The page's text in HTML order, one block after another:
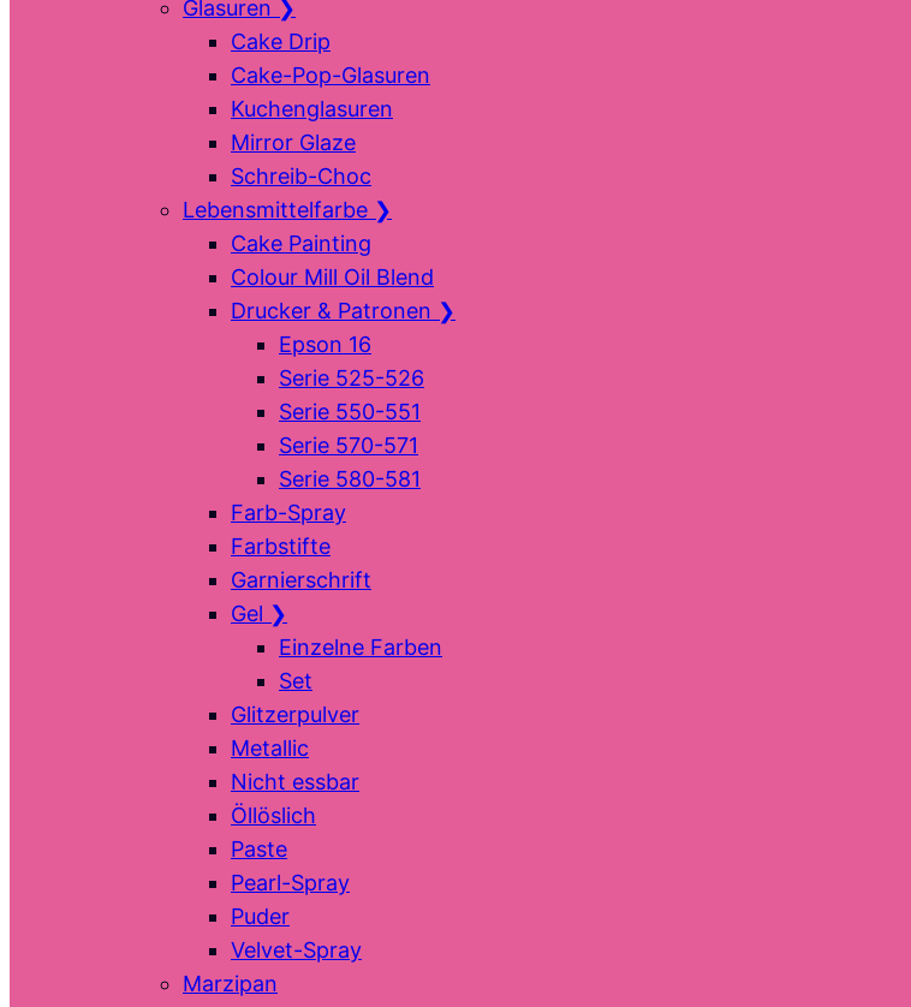
Glasuren ❯
Cake Drip
Cake-Pop-Glasuren
Kuchenglasuren
Mirror Glaze
Schreib-Choc
Lebensmittelfarbe ❯
Cake Painting
Colour Mill Oil Blend
Drucker & Patronen ❯
Epson 16
Serie 525-526
Serie 550-551
Serie 570-571
Serie 580-581
Farb-Spray
Farbstifte
Garnierschrift
Gel ❯
Einzelne Farben
Set
Glitzerpulver
Metallic
Nicht essbar
Öllöslich
Paste
Pearl-Spray
Puder
Velvet-Spray
Marzipan